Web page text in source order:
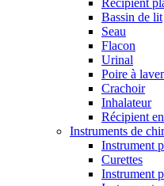
Récipient
Bassin de lit
Seau
Flacon
Urinal
Poire à
Crachoir
Inhalateur
Récipient
Instruments de
Instrument
Curettes
Instrument